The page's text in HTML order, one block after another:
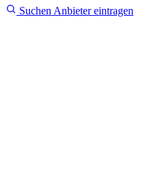
Suchen Anbieter eintragen